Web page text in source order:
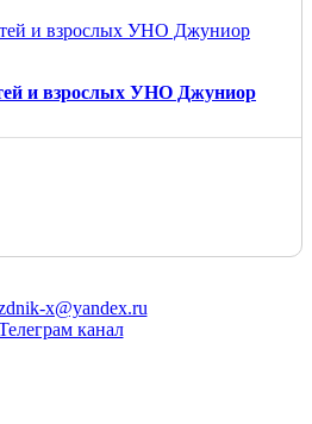
и взрослых УНО Джуниор
x@yandex.ru
канал